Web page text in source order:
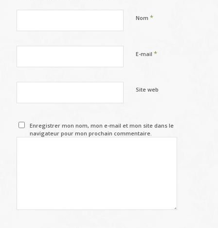
Nom *
E-mail *
Site web
Enregistrer mon nom, mon e-mail et mon site dans le
navigateur pour mon prochain commentaire.